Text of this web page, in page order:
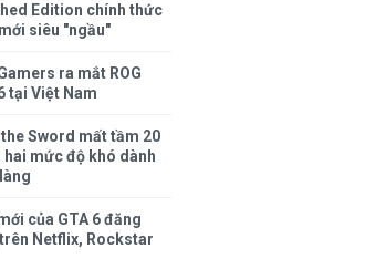
Edition chính thức
siêu "ngầu"
ra mắt ROG
tại Việt Nam
Sword mất tầm 20
mức độ khó dành
của GTA 6 đăng
Netflix, Rockstar